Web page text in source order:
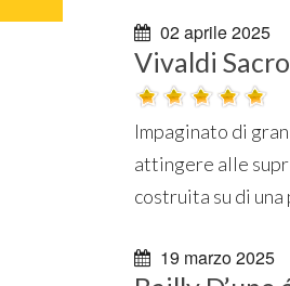
02 aprile 2025
Vivaldi
Impaginato di
attingere alle
costruita su di
19 marzo 2025